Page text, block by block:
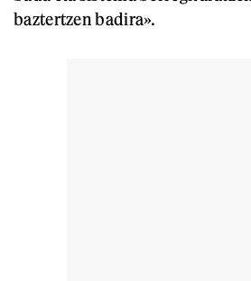
baztertzen badira».